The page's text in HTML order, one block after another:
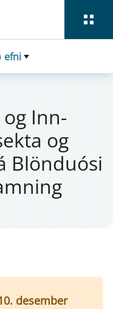
efni
og Inn­
og
Blönduósi
desember